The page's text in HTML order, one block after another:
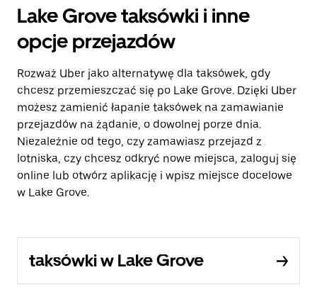
Lake Grove taksówki i inne
opcje przejazdów
Rozważ Uber jako alternatywę dla taksówek, gdy
chcesz przemieszczać się po Lake Grove. Dzięki Uber
możesz zamienić łapanie taksówek na zamawianie
przejazdów na żądanie, o dowolnej porze dnia.
Niezależnie od tego, czy zamawiasz przejazd z
lotniska, czy chcesz odkryć nowe miejsca, zaloguj się
online lub otwórz aplikację i wpisz miejsce docelowe
w Lake Grove.
taksówki w Lake Grove